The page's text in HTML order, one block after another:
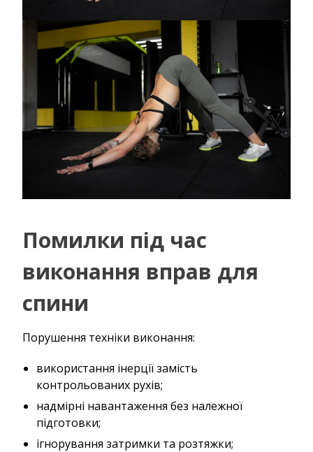
Помилки під час
виконання вправ для
спини
Порушення техніки виконання:
використання інерції замість
контрольованих рухів;
надмірні навантаження без належної
підготовки;
ігнорування затримки та розтяжки;